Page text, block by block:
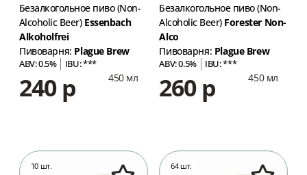
Безалкогольное пиво (Non-
Alcoholic Beer) Essenbach
Alkoholfrei
Пивоварня: Plague Brew
ABV: 0.5% IBU: ***
240 р 450 мл
Безалкогольное пиво (Non-
Alcoholic Beer) Forester Non-
Alco
Пивоварня: Plague Brew
ABV: 0.5% IBU: ***
260 р 450 мл
10 шт. 64 шт.